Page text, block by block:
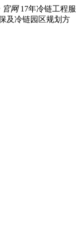
官网 17年冷链工程服
及冷链园区规划方